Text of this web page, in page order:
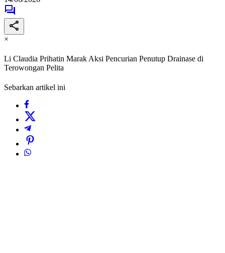
×
Li Claudia Prihatin Marak Aksi Pencurian Penutup Drainase di
Terowongan Pelita
Sebarkan artikel ini